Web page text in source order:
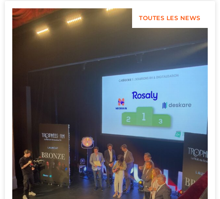
TOUTES LES NEWS